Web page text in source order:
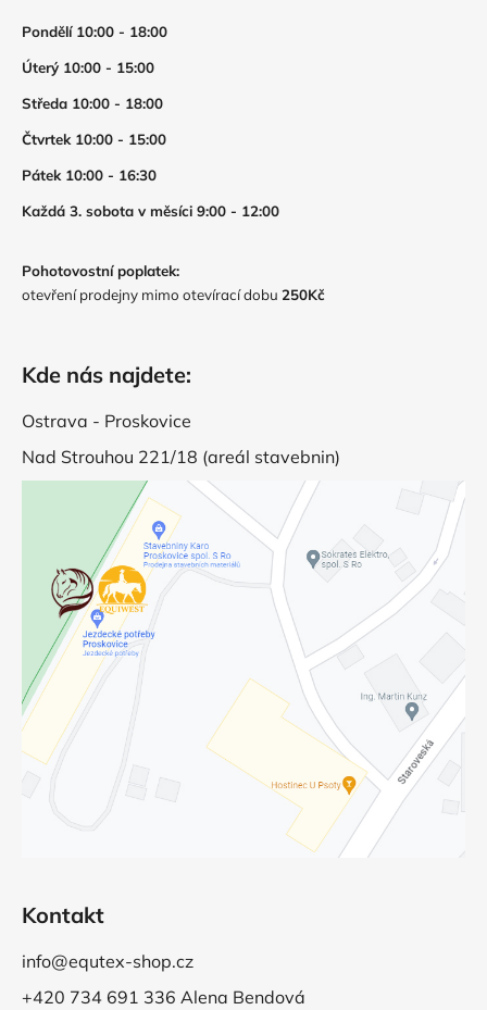
Pondělí 10:00 - 18:00
Úterý 10:00 - 15:00
Středa 10:00 - 18:00
Čtvrtek 10:00 - 15:00
Pátek 10:00 - 16:30
Každá 3. sobota v měsíci 9:00 - 12:00
Pohotovostní poplatek:
otevření prodejny mimo otevírací dobu 250Kč
Kde nás najdete:
Ostrava - Proskovice
Nad Strouhou 221/18 (areál stavebnin)
Kontakt
info@equtex-shop.cz
+420 734 691 336 Alena Bendová